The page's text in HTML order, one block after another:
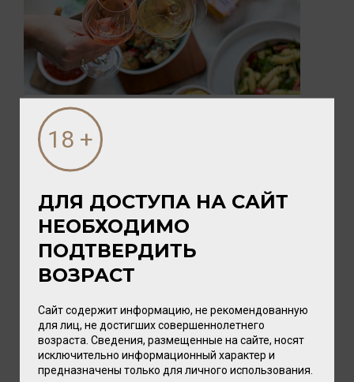
05 АВГУСТА 2026
ПИКНИК с vomFASS и Вайтнауэр-
Филипп
Лето — время, когда хочется замедлиться,
выбраться на природу и разделить радость с
близкими. А чтобы это...
ДЛЯ ДОСТУПА НА САЙТ
НЕОБХОДИМО
ПОДТВЕРДИТЬ
ВОЗРАСТ
Сайт содержит информацию, не рекомендованную
для лиц, не достигших совершеннолетнего
возраста. Сведения, размещенные на сайте, носят
исключительно информационный характер и
предназначены только для личного использования.